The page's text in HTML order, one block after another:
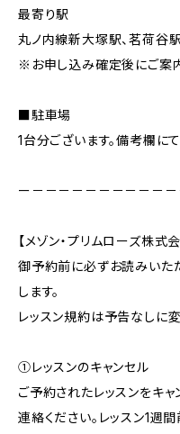
最寄り駅
丸ノ内線新大塚駅、茗荷谷
※お申し込み確定後にご案内
■駐車場
1台分ございます。備考欄に
ー－－－－－－－－－－
【メゾン・プリムローズ株式
御予約前に必ずお読みいた
します。
レッスン規約は予告なしに
①レッスンのキャンセル
ご予約されたレッスンをキ
連絡ください。レッスン1週